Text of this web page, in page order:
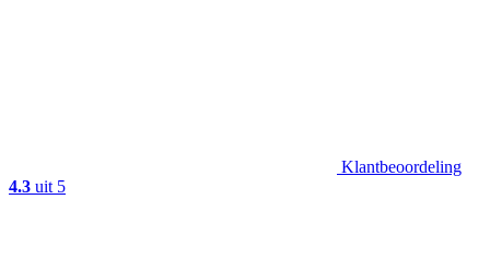
Klantbeoordeling
4.3 uit 5